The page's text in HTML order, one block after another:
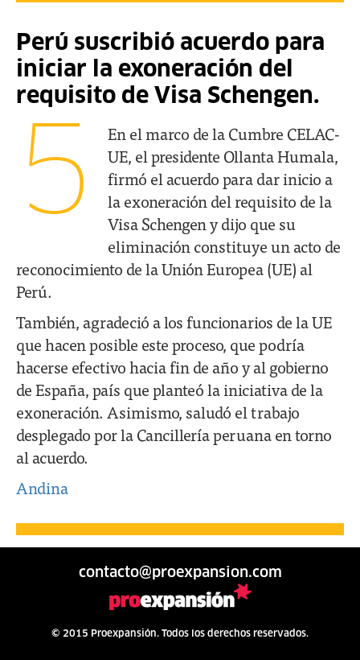
Perú suscribió acuerdo para
iniciar la exoneración del
requisito de Visa Schengen.
5
En el marco de la Cumbre CELAC-
UE, el presidente Ollanta Humala,
firmó el acuerdo para dar inicio a
la exoneración del requisito de la
Visa Schengen y dijo que su
eliminación constituye un acto de
reconocimiento de la Unión Europea (UE) al
Perú.
También, agradeció a los funcionarios de la UE
que hacen posible este proceso, que podría
hacerse efectivo hacia fin de año y al gobierno
de España, país que planteó la iniciativa de la
exoneración. Asimismo, saludó el trabajo
desplegado por la Cancillería peruana en torno
al acuerdo.
Andina
contacto@proexpansion.com
© 2015 Proexpansión. Todos los derechos reservados.